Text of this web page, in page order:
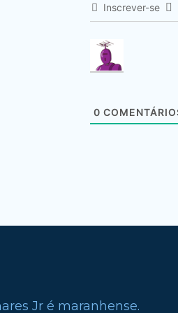
Inscrever-se
0
Jr é maranhense.